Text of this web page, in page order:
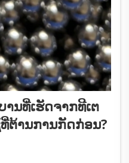
ນທີ່ເຮັດຈາກທີເຕ
ຕ້ານການກັດກ່ອນ?